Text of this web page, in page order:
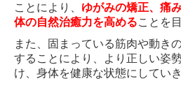
頭痛
スポーツ外傷
自費治療
ことにより、 ゆがみの矯正、痛
体の自然治癒力を高めることを
また、固まっている筋肉や動き
することにより、より正しい姿
け、身体を健康な状態にしていき